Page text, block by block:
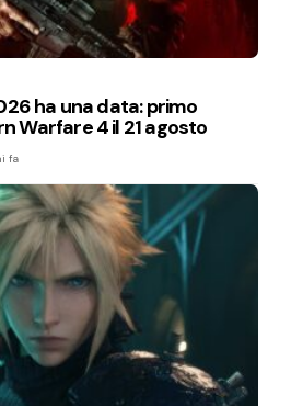
ha una data: primo
Warfare 4 il 21 agosto
fa